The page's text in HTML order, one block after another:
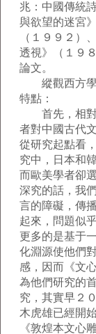
兆：中國傳統
與欲望的迷宮
（１９９２）
透視》（１９
論文。
縱觀西方學
特點：
首先，相對
者對中國古代
從研究起點看
究中，日本和
而歐美學者卻
深究的話，我
言的障礙，傳
起來，問題似
更多的是基于
化淵源使他們
感，因而《文
為他們研究的
究，其實早２
木虎雄已經開
《敦煌本文心